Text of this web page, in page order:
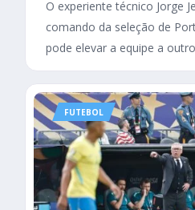
O experiente técnico Jorge
comando da seleção de
pode elevar a equipe a
FUTEBOL